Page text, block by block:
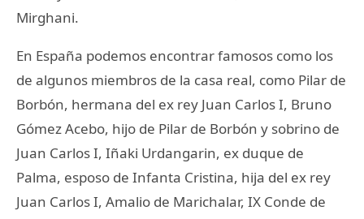
Mirghani.
En España podemos encontrar famosos como los
de algunos miembros de la casa real, como Pilar de
Borbón, hermana del ex rey Juan Carlos I, Bruno
Gómez Acebo, hijo de Pilar de Borbón y sobrino de
Juan Carlos I, Iñaki Urdangarin, ex duque de
Palma, esposo de Infanta Cristina, hija del ex rey
Juan Carlos I, Amalio de Marichalar, IX Conde de